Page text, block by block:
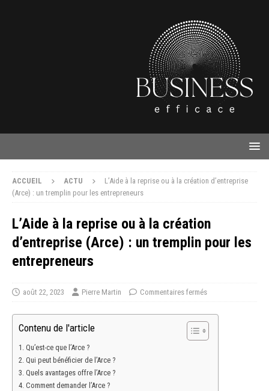
ACCUEIL ACTU
L’Aide à la reprise ou à la création d’entreprise
(Arce) : un tremplin pour les entrepreneurs
L’Aide à la reprise ou à la création
d’entreprise (Arce) : un tremplin pour les
entrepreneurs
août 22, 2023 Pierre Martin Commentaires fermés
Contenu de l'article
Qu’est-ce que l’Arce ?
Qui peut bénéficier de l’Arce ?
Quels avantages offre l’Arce ?
Comment demander l’Arce ?